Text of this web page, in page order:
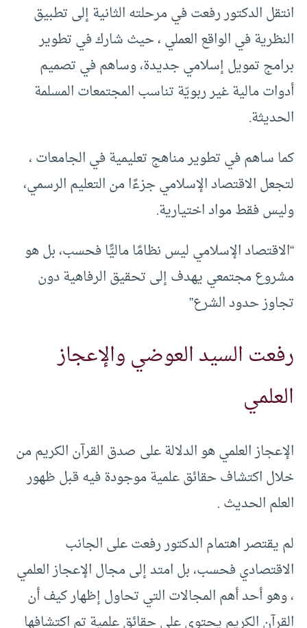
انتقل الدكتور رفعت في مرحلته الثانية إلى تطبيق
النظرية في الواقع العملي ، حيث شارك في تطوير
برامج تمويل إسلامي جديدة، وساهم في تصميم
أدوات مالية غير ربويّة تناسب المجتمعات المسلمة
الحديثة.
كما ساهم في تطوير مناهج تعليمية في الجامعات ،
لتجعل الاقتصاد الإسلامي جزءًا من التعليم الرسمي،
وليس فقط مواد اختيارية.
“الاقتصاد الإسلامي ليس نظامًا ماليًّا فحسب، بل هو
مشروع مجتمعي يهدف إلى تحقيق الرفاهية دون
تجاوز حدود الشرع”
رفعت السيد العوضي والإعجاز
العلمي
الإعجاز العلمي هو الدلالة على صدق القرآن الكريم من
خلال اكتشاف حقائق علمية موجودة فيه قبل ظهور
العلم الحديث .
لم يقتصر اهتمام الدكتور رفعت على الجانب
الاقتصادي فحسب، بل امتد إلى مجال الإعجاز العلمي
، وهو أحد أهم المجالات التي تحاول إظهار كيف أن
القرآن الكريم يحتوي على حقائق علمية تم اكتشافها